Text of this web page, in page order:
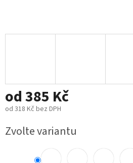
od385 Kč
od 318 Kč bez DPH
cena:
Zvolte variantu